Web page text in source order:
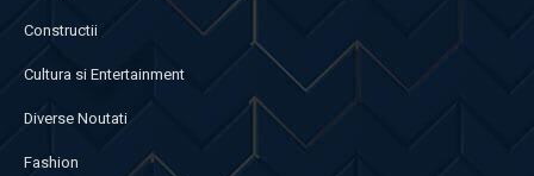
Constructii
Cultura si Entertainment
Diverse Noutati
Fashion